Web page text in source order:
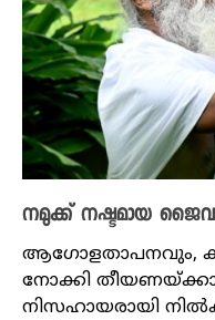
നമുക്ക് നഷ്ടമായ
ആഗോളതാപനവും,
നോക്കി
നിസഹായരായി